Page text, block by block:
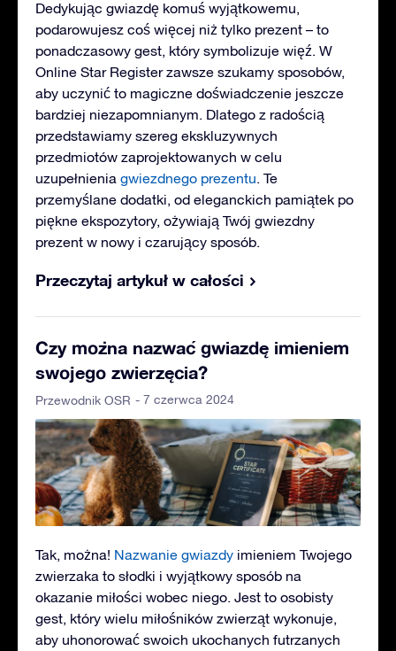
Dedykując gwiazdę komuś wyjątkowemu,
podarowujesz coś więcej niż tylko prezent – to
ponadczasowy gest, który symbolizuje więź. W
Online Star Register zawsze szukamy sposobów,
aby uczynić to magiczne doświadczenie jeszcze
bardziej niezapomnianym. Dlatego z radością
przedstawiamy szereg ekskluzywnych
przedmiotów zaprojektowanych w celu
uzupełnienia gwiezdnego prezentu . Te
przemyślane dodatki, od eleganckich pamiątek po
piękne ekspozytory, ożywiają Twój gwiezdny
prezent w nowy i czarujący sposób.
Przeczytaj artykuł w całości
Czy można nazwać gwiazdę imieniem
swojego zwierzęcia?
Przewodnik OSR - 7 czerwca 2024
Tak, można! Nazwanie gwiazdy imieniem Twojego
zwierzaka to słodki i wyjątkowy sposób na
okazanie miłości wobec niego. Jest to osobisty
gest, który wielu miłośników zwierząt wykonuje,
aby uhonorować swoich ukochanych futrzanych